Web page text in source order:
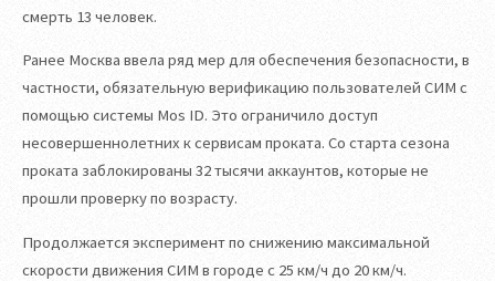
смерть 13 человек.
Ранее Москва ввела ряд мер для обеспечения безопасности, в
частности, обязательную верификацию пользователей СИМ с
помощью системы Mos ID. Это ограничило доступ
несовершеннолетних к сервисам проката. Со старта сезона
проката заблокированы 32 тысячи аккаунтов, которые не
прошли проверку по возрасту.
Продолжается эксперимент по снижению максимальной
скорости движения СИМ в городе с 25 км/ч до 20 км/ч.